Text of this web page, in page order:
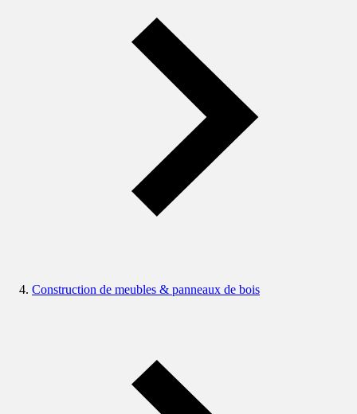
Construction de meubles & panneaux de bois